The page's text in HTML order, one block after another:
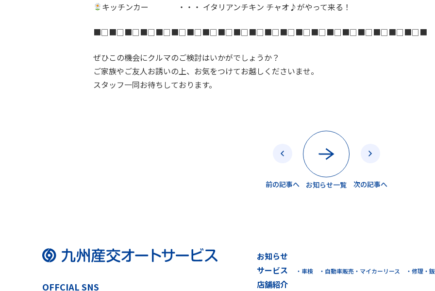
キッチンカー ・・・ イタリアンチキン チャオ♪がやって来る！
■□■□■□■□■□■□■□■□■□■□■□■□■□■□■□■□■□■□■□■□■□■
ぜひこの機会にクルマのご検討はいかがでしょうか？
ご家族やご友人お誘いの上、お気をつけてお越しくださいませ。
スタッフ一同お待ちしております。
お知らせ一覧
前の記事へ 次の記事へ
OFFCIAL SNS
お知らせ
サービス
車検 自動車販売・マイカーリース 修理・
店舗紹介